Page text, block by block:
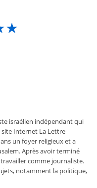
israélien indépendant qui
Internet La Lettre
un foyer religieux et a
Après avoir terminé
comme journaliste.
notamment la politique,